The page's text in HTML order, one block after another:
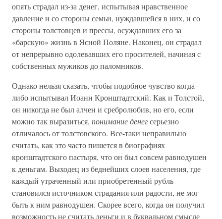
опять страдал из-за денег, испытывая нравственное
давление и со стороны семьи, нуждавшейся в них, и со
стороны толстовцев и прессы, осуждавших его за
«барскую» жизнь в Ясной Поляне. Наконец, он страдал
от непрерывно одолевавших его просителей, начиная с
собственных мужиков до паломников.
Однако нельзя сказать, чтобы подобное чувство когда-
либо испытывал Иоанн Кронштадтский. Как и Толстой,
он никогда не был алчен и сребролюбив, но его, если
можно так выразиться, понимание денегсерьезно
отличалось от толстовского. Все-таки неправильно
считать, как это часто пишется в биографиях
кронштадтского пастыря, что он был совсем равнодушен
к деньгам. Выходец из беднейших слоев населения, где
каждый утраченный или приобретенный рубль
становился источником страдания или радости, не мог
быть к ним равнодушен. Скорее всего, когда он получил
возможность не считать деньги и в буквальном смысле